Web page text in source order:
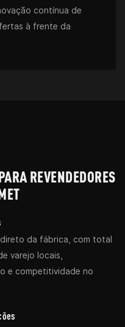
contínua de
à frente da
REVENDEDORES
da fábrica, com total
varejo locais,
e competitividade no